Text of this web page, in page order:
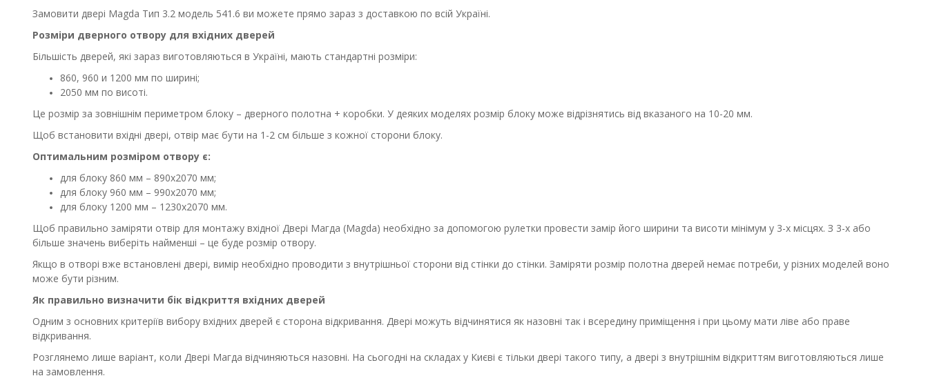
Замовити двері Magda Тип 3.2 модель 541.6 ви можете прямо зараз з доставкою по всій Україні.
Розміри дверного отвору для вхідних дверей
Більшість дверей, які зараз виготовляються в Україні, мають стандартні розміри:
860, 960 и 1200 мм по ширині;
2050 мм по висоті.
Це розмір за зовнішнім периметром блоку – дверного полотна + коробки. У деяких моделях розмір блоку може відрізнятись від вказаного на 10-20 мм.
Щоб встановити вхідні двері, отвір має бути на 1-2 см більше з кожної сторони блоку.
Оптимальним розміром отвору є:
для блоку 860 мм – 890х2070 мм;
для блоку 960 мм – 990х2070 мм;
для блоку 1200 мм – 1230х2070 мм.
Щоб правильно заміряти отвір для монтажу вхідної Двері Магда (Magda) необхідно за допомогою рулетки провести замір його ширини та висоти мінімум у 3-х місцях. З 3-х або
більше значень виберіть найменші – це буде розмір отвору.
Якщо в отворі вже встановлені двері, вимір необхідно проводити з внутрішньої сторони від стінки до стінки. Заміряти розмір полотна дверей немає потреби, у різних моделей воно
може бути різним.
Як правильно визначити бік відкриття вхідних дверей
Одним з основних критеріїв вибору вхідних дверей є сторона відкривання. Двері можуть відчинятися як назовні так і всередину приміщення і при цьому мати ліве або праве
відкривання.
Розглянемо лише варіант, коли Двері Магда відчиняються назовні. На сьогодні на складах у Києві є тільки двері такого типу, а двері з внутрішнім відкриттям виготовляються лише
на замовлення.